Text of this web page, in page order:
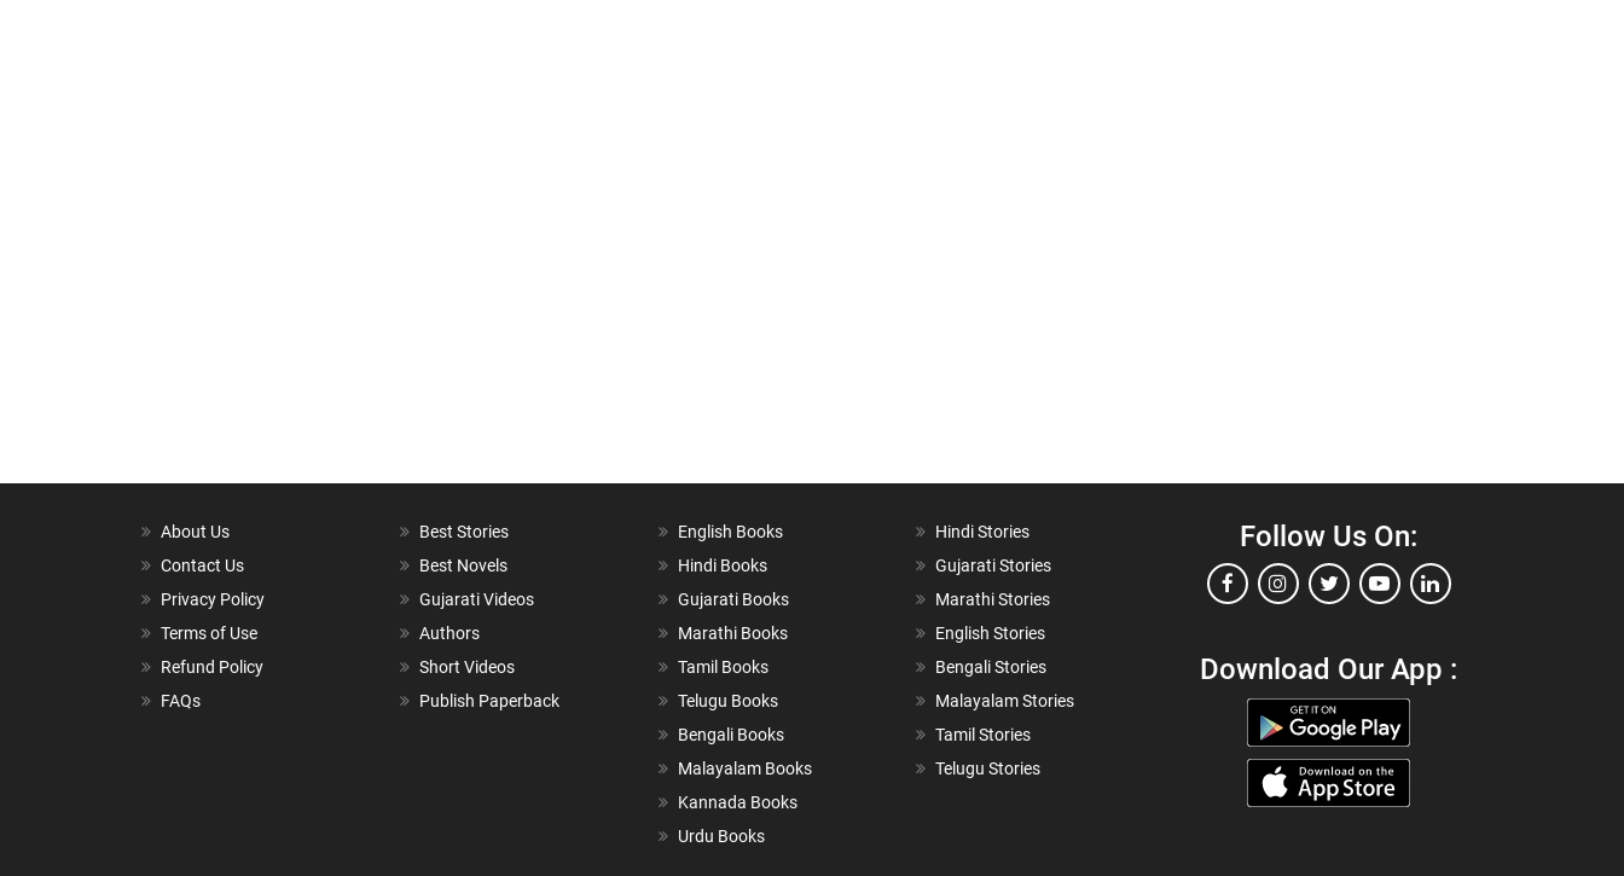
About Us
Contact Us
Privacy Policy
Terms of Use
Refund Policy
FAQs
Best Stories
Best Novels
Gujarati Videos
Authors
Short Videos
Publish Paperback
English Books
Hindi Books
Gujarati Books
Marathi Books
Tamil Books
Telugu Books
Bengali Books
Malayalam Books
Kannada Books
Urdu Books
Hindi Stories
Gujarati Stories
Marathi Stories
English Stories
Bengali Stories
Malayalam Stories
Tamil Stories
Telugu Stories
Follow Us On:
Download Our App :